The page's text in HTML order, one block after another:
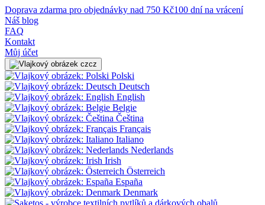
Doprava zdarma pro objednávky nad 750 Kč100 dní na vrácení
Náš blog
FAQ
Kontakt
Můj účet
cz
Polski
Deutsch
English
Belgie
Čeština
Français
Italiano
Nederlands
Irish
Österreich
España
Denmark